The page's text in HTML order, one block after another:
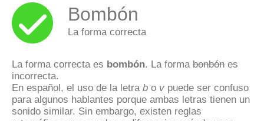
Bombón
La forma correcta
La forma correcta es bombón . La forma bonbón es
incorrecta.
En español, el uso de la letra b o v puede ser confuso
para algunos hablantes porque ambas letras tienen un
sonido similar. Sin embargo, existen reglas